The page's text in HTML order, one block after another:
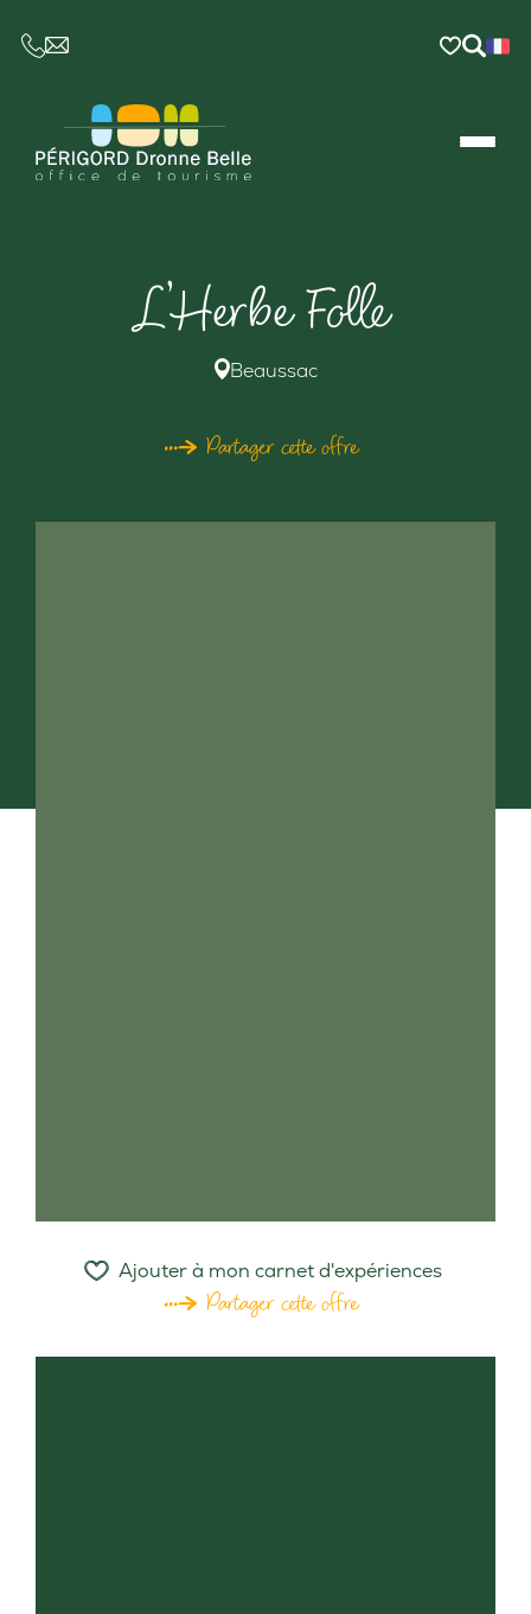
CE LIEN OUVRIRA VOTRE LOGICIEL DE
L’Herbe Folle
Beaussac
Partager cette offre
Ajouter à mon carnet d'expériences
Partager cette offre